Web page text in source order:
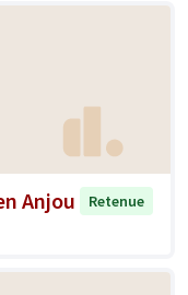
Anjou
Retenue